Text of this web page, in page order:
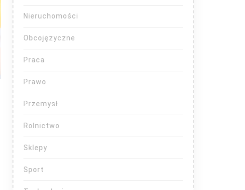
Nieruchomości
Obcojęzyczne
Praca
Prawo
Przemysł
Rolnictwo
Sklepy
Sport